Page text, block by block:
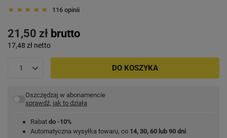
116 opinii
21,50 zł brutto
17,48 zł netto
DO KOSZYKA
Oszczędzaj w abonamencie
sprawdź, jak to działa
Rabat do -10%
Automatyczna wysyłka towaru, co 14, 30, 60 lub 90 dni